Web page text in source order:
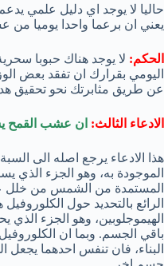
حاليا لا يوجد اي دليل علمي
يعني ان برعما واحدا يوميا من
الحكم: لا يوجد هناك حبوبا
اليومي بقرارك ان تفقد بعض
عن طريق مثابرتك نحو تحقيق
الادعاء الثالث: ان عشب القمح
هذا الادعاء يرجع اصله الى
الموجودة به، وهو الجزء الذي
المستمدة من الشمس من خلل
الرائع بالتحديد حول
الهيموجلوبين، وهو الجزء الذي
باقي الجسم. وبما ان
البناء، فان تنفس احدهما